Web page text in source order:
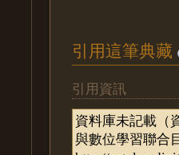
引用這筆典藏
引用資訊